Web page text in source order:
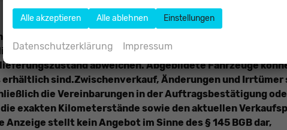
allgemeinen Identifizierung des Fahrzeugs und stellt
Sinne dar. Alle Angaben, Bilder und Beschreibungen
abweichen. Abgebildete Fahrzeuge
sind.Zwischenverkauf, Änderungen und Irrtümer
die Vereinbarungen in der Auftragsbestätigung
exakten Kilometerstände sowie den aktuellen
stellt kein Angebot im Sinne des § 145 BGB dar,
Alle akzeptieren Alle ablehnen Einstellungen
Datenschutzerklärung Impressum